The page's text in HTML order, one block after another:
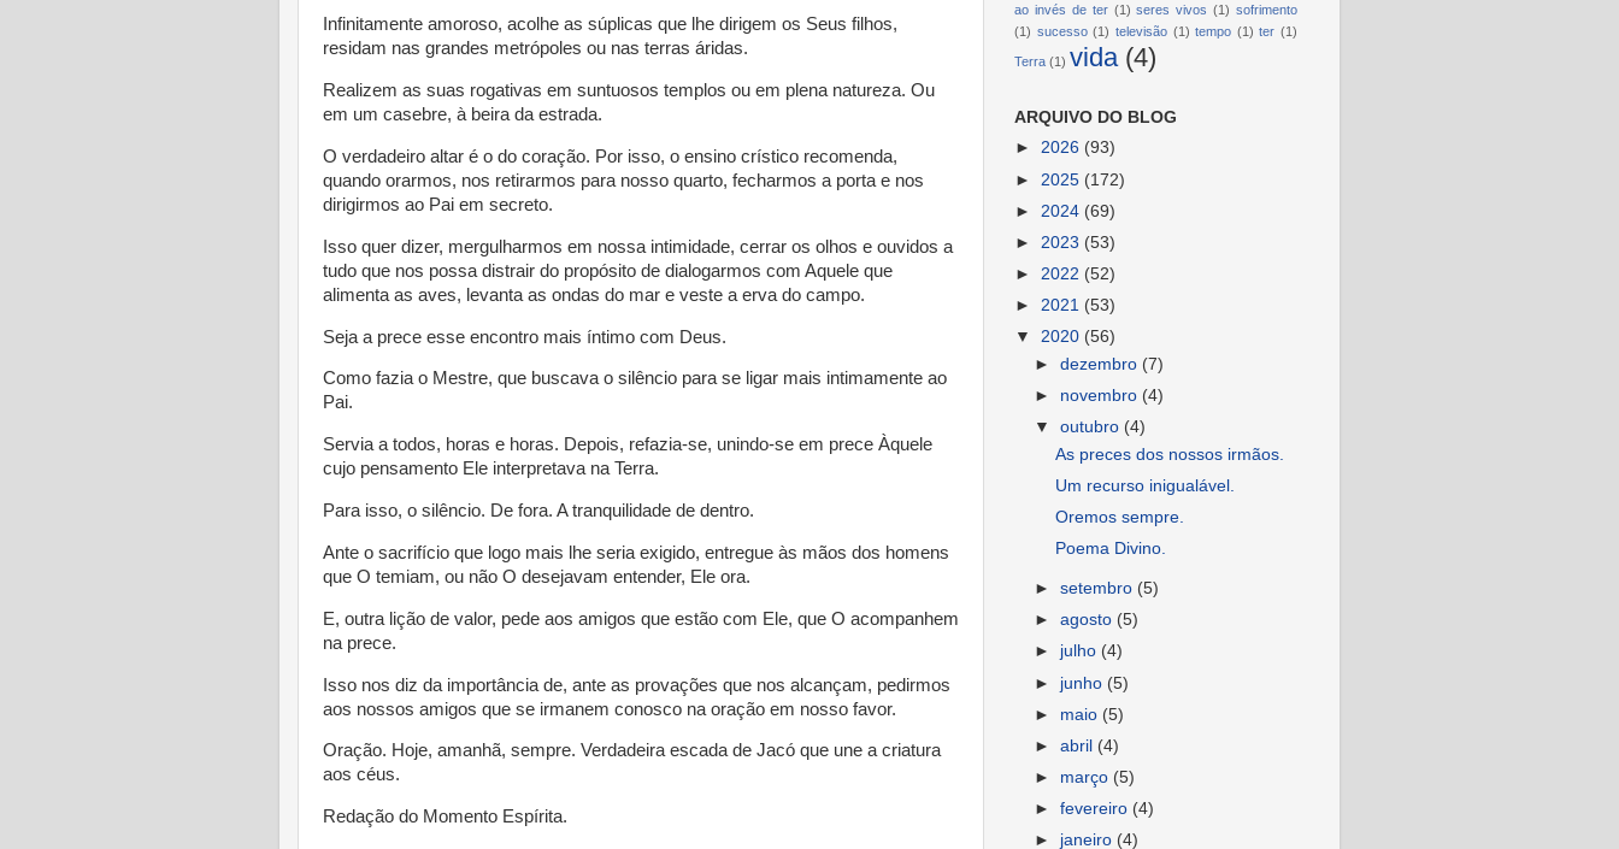
Infinitamente amoroso, acolhe as súplicas que lhe dirigem os Seus filhos,
residam nas grandes metrópoles ou nas terras áridas.
Realizem as suas rogativas em suntuosos templos ou em plena natureza. Ou
em um casebre, à beira da estrada.
O verdadeiro altar é o do coração. Por isso, o ensino crístico recomenda,
quando orarmos, nos retirarmos para nosso quarto, fecharmos a porta e nos
dirigirmos ao Pai em secreto.
Isso quer dizer, mergulharmos em nossa intimidade, cerrar os olhos e ouvidos a
tudo que nos possa distrair do propósito de dialogarmos com Aquele que
alimenta as aves, levanta as ondas do mar e veste a erva do campo.
Seja a prece esse encontro mais íntimo com Deus.
Como fazia o Mestre, que buscava o silêncio para se ligar mais intimamente ao
Pai.
Servia a todos, horas e horas. Depois, refazia-se, unindo-se em prece Àquele
cujo pensamento Ele interpretava na Terra.
Para isso, o silêncio. De fora. A tranquilidade de dentro.
Ante o sacrifício que logo mais lhe seria exigido, entregue às mãos dos homens
que O temiam, ou não O desejavam entender, Ele ora.
E, outra lição de valor, pede aos amigos que estão com Ele, que O acompanhem
na prece.
Isso nos diz da importância de, ante as provações que nos alcançam, pedirmos
aos nossos amigos que se irmanem conosco na oração em nosso favor.
Oração. Hoje, amanhã, sempre. Verdadeira escada de Jacó que une a criatura
aos céus.
Redação do Momento Espírita.
ao invés de ter (1) seres vivos (1) sofrimento
(1) sucesso (1) televisão (1) tempo (1) ter (1)
Terra (1) vida (4)
ARQUIVO DO BLOG
► 2026 (93)
► 2025 (172)
► 2024 (69)
► 2023 (53)
► 2022 (52)
► 2021 (53)
▼ 2020 (56)
►dezembro (7)
► novembro (4)
▼outubro (4)
As preces dos nossos irmãos.
Um recurso inigualável.
Oremos sempre.
Poema Divino.
►setembro (5)
►agosto (5)
► julho (4)
► junho (5)
► maio (5)
►abril (4)
► março (5)
►fevereiro (4)
► janeiro (4)